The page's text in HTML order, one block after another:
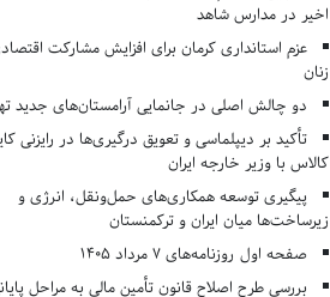
اخیر در مدارس شاهد
عزم استانداری کرمان برای افزایش مشارکت
زنان
دو چالش اصلی در جانمایی آرامستان‌های جدید
تأکید بر دیپلماسی و تعویق درگیری‌ها در رایزنی
کالاس با وزیر خارجه ایران
پیگیری توسعه همکاری‌های حمل‌ونقل، انرژی و
زیرساخت‌ها میان ایران و ترکمنستان
صفحه اول روزنامه‌های 7 مرداد 1405
بررسی طرح اصلاح قانون تأمین مالی به مراحل